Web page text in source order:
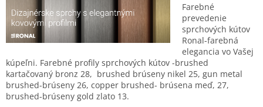
Farebné
prevedenie
sprchových kútov
Ronal-farebná
elegancia vo Vašej
kúpeľni. Farebné profily sprchových kútov -brushed
kartačovaný bronz 28, brushed brúseny nikel 25, gun metal
brushed-brúseny 26, copper brushed- brúsena meď, 27,
brushed-brúseny gold zlato 13.